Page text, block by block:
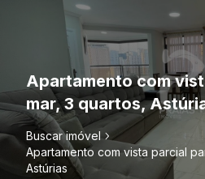
Apartamento com
mar, 3 quartos,
Buscar imóvel
Apartamento com vista parcial
Astúrias